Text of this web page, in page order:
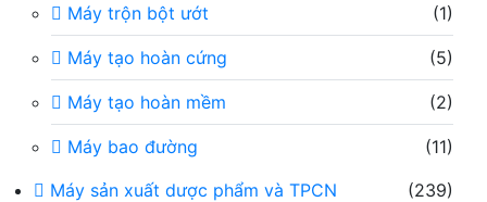
Máy trộn bột ướt (1)
Máy tạo hoàn cứng (5)
Máy tạo hoàn mềm (2)
Máy bao đường
(11)
Máy sản xuất dược phẩm và TPCN
(239)